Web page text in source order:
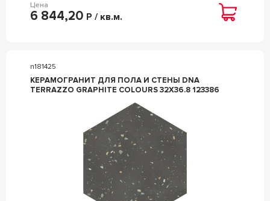
Цена
6 844,20 Р / кв.м.
n181425
КЕРАМОГРАНИТ ДЛЯ ПОЛА И СТЕНЫ DNA
TERRAZZO GRAPHITE COLOURS 32X36.8 123386